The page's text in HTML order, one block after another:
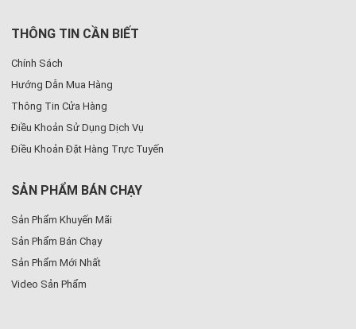
THÔNG TIN CẦN BIẾT
Chính Sách
Hướng Dẫn Mua Hàng
Thông Tin Cửa Hàng
Điều Khoản Sử Dụng Dịch Vụ
Điều Khoản Đặt Hàng Trực Tuyến
SẢN PHẨM BÁN CHẠY
Sản Phẩm Khuyến Mãi
Sản Phẩm Bán Chạy
Sản Phẩm Mới Nhất
Video Sản Phẩm